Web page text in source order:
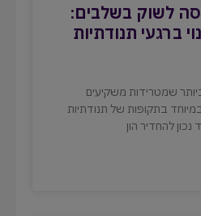
לשוק בשלבים:
ברגעי תנודתיות
שמטרידות משקיעים
בתקופות של תנודתיות
להחדיר הון